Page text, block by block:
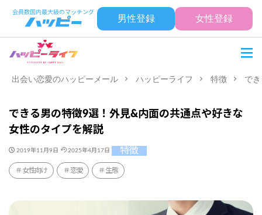
男性登録 女性登録
出会い恋愛のハッピーメール ハッピーライフ 特徴 で
できる男の特徴9選！外見&内面の共通点や好きな
女性のタイプを解説
2019年11月9日 2025年4月17日 特徴
女性向け 恋愛 生態